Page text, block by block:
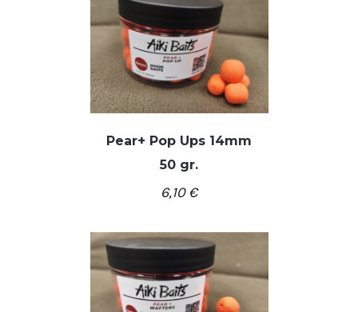
/
Pear+ Pop Ups 14mm
50 gr.
6,10€